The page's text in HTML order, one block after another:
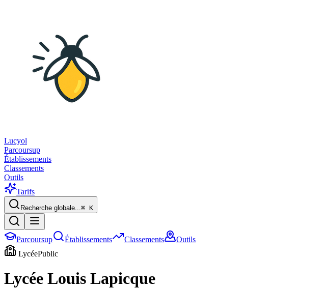
Lucyol
Parcoursup
Établissements
Classements
Outils
Tarifs
Recherche globale...⌘ K
Parcoursup Établissements Classements
Outils
LycéePublic
Lycée Louis Lapicque